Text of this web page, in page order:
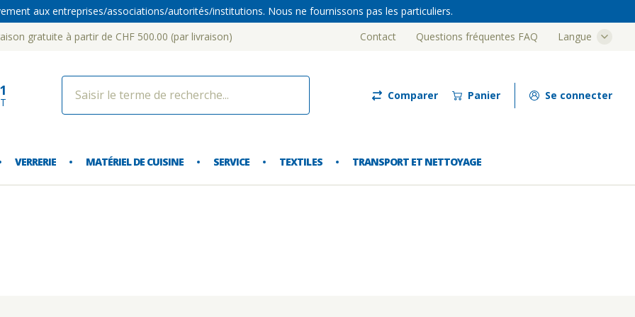
gratuite à partir de CHF 500.00 (par livraison) Contact Questions fréquentes FAQ Langue
Comparer Panier Se connecter
VERRERIE MATÉRIEL DE CUISINE SERVICE TEXTILES TRANSPORT ET NETTOYAGE
aux entreprises/associations/autorités/institutions. Nous ne fournissons pas les particuliers.